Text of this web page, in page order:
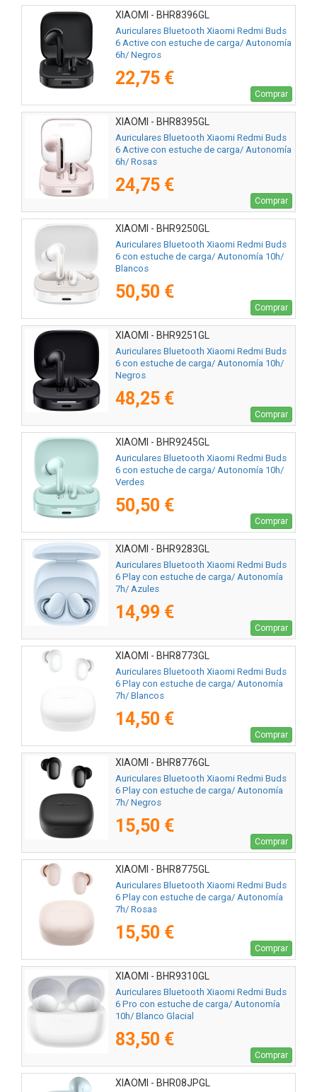
XIAOMI - BHR8396GL
Auriculares Bluetooth Xiaomi Redmi Buds
6 Active con estuche de carga/ Autonomía
6h/ Negros
22,75 €
Comprar
XIAOMI - BHR8395GL
Auriculares Bluetooth Xiaomi Redmi Buds
6 Active con estuche de carga/ Autonomía
6h/ Rosas
24,75 €
Comprar
XIAOMI - BHR9250GL
Auriculares Bluetooth Xiaomi Redmi Buds
6 con estuche de carga/ Autonomía 10h/
Blancos
50,50 €
Comprar
XIAOMI - BHR9251GL
Auriculares Bluetooth Xiaomi Redmi Buds
6 con estuche de carga/ Autonomía 10h/
Negros
48,25 €
Comprar
XIAOMI - BHR9245GL
Auriculares Bluetooth Xiaomi Redmi Buds
6 con estuche de carga/ Autonomía 10h/
Verdes
50,50 €
Comprar
XIAOMI - BHR9283GL
Auriculares Bluetooth Xiaomi Redmi Buds
6 Play con estuche de carga/ Autonomía
7h/ Azules
14,99 €
Comprar
XIAOMI - BHR8773GL
Auriculares Bluetooth Xiaomi Redmi Buds
6 Play con estuche de carga/ Autonomía
7h/ Blancos
14,50 €
Comprar
XIAOMI - BHR8776GL
Auriculares Bluetooth Xiaomi Redmi Buds
6 Play con estuche de carga/ Autonomía
7h/ Negros
15,50 €
Comprar
XIAOMI - BHR8775GL
Auriculares Bluetooth Xiaomi Redmi Buds
6 Play con estuche de carga/ Autonomía
7h/ Rosas
15,50 €
Comprar
XIAOMI - BHR9310GL
Auriculares Bluetooth Xiaomi Redmi Buds
6 Pro con estuche de carga/ Autonomía
10h/ Blanco Glacial
83,50 €
Comprar
XIAOMI - BHR08JPGL